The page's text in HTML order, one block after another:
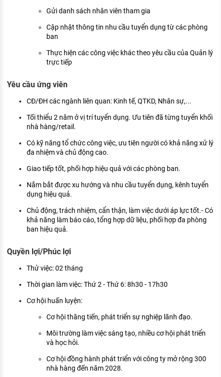
Gửi danh sách nhân viên tham gia
Cập nhật thông tin nhu cầu tuyển dụng từ các phòng
ban
Thực hiện các công việc khác theo yêu cầu của Quản lý
trực tiếp
Yêu cầu ứng viên
CĐ/ĐH các ngành liên quan: Kinh tế, QTKD, Nhân sự,...
Tối thiểu 2 năm ở vị trí tuyển dụng. Ưu tiên đã từng tuyển khối
nhà hàng/retail.
Có kỹ năng tổ chức công việc, ưu tiên người có khả năng xử lý
đa nhiệm và chủ động cao.
Giao tiếp tốt, phối hợp hiệu quả với các phòng ban.
Nắm bắt được xu hướng và nhu cầu tuyển dụng, kênh tuyển
dụng hiệu quả.
Chủ động, trách nhiệm, cẩn thận, làm việc dưới áp lực tốt.- Có
khả năng làm báo cáo, tổng hợp dữ liệu, phối hợp đa phòng
ban hiệu quả.
Quyền lợi/Phúc lợi
Thử việc: 02 tháng
Thời gian làm việc: Thứ 2 - Thứ 6: 8h30 - 17h30
Cơ hội huấn luyện:
Cơ hội thăng tiến, phát triển sự nghiệp lãnh đạo.
Môi trường làm việc sáng tạo, nhiều cơ hội phát triển
và học hỏi.
Cơ hội đồng hành phát triển với công ty mở rộng 300
nhà hàng đến năm 2028.